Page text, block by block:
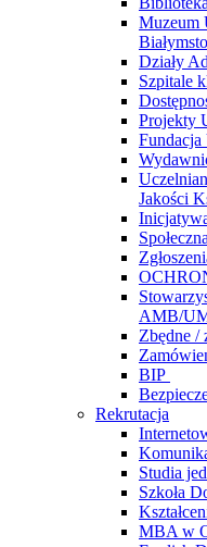
Muzeum
Działy
Szpitale
Projekty
Jakości
AMB/
Zbędne /
BIP
Rekrutacja
Studia
Szkoła
MBA w